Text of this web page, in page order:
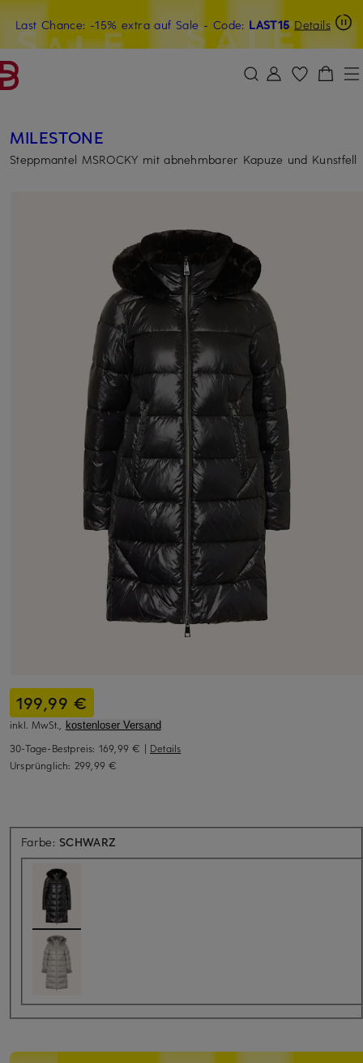
ZUM HAUPTINHALT ÜBERSPRINGEN ZUM SUCHFELD ÜBERSPRINGEN
Last Chance: -15% extra auf Sale- Code: LAST15 Details
20€-Willkommensgutschein mit Beyond sichern
MILESTONE
Steppmantel MSROCKY mit abnehmbarer Kapuze und Kunstfell
199,99 €
inkl. MwSt., kostenloser Versand
30-Tage-Bestpreis: 169,99 € | Details
Ursprünglich: 299,99 €
Farbe: SCHWARZ